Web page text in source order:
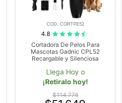
COD. CORTPE52
4.8
Cortadora De Pelos Para
Mascotas Gadnic CPL52
Recargable y Silenciosa
Llega Hoy o
¡Retiralo hoy!
$114.776